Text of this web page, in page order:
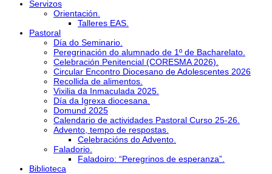
Servizos
Orientación.
Talleres EAS.
Pastoral
Día do Seminario.
Peregrinación do alumnado de 1º de Bacharelato.
Celebración Penitencial (CORESMA 2026).
Circular Encontro Diocesano de Adolescentes 2026
Recollida de alimentos.
Vixilia da Inmaculada 2025.
Día da Igrexa diocesana.
Domund 2025
Calendario de actividades Pastoral Curso 25-26.
Advento, tempo de respostas.
Celebracións do Advento.
Faladorio.
Faladoiro: “Peregrinos de esperanza”.
Biblioteca